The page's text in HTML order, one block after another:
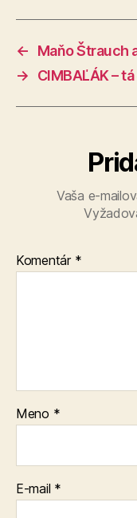
←
Maňo Štrauch
→
CIMBAĽÁK –
Vaša e-
Komentár *
Meno *
E-mail *